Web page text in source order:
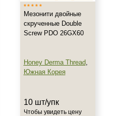
Мезонити двойные
скрученные Double
Screw PDO 26GX60
Honey Derma Thread,
Южная Корея
10 шт/упк
Чтобы увидеть цену
640-58-89
933-09-89